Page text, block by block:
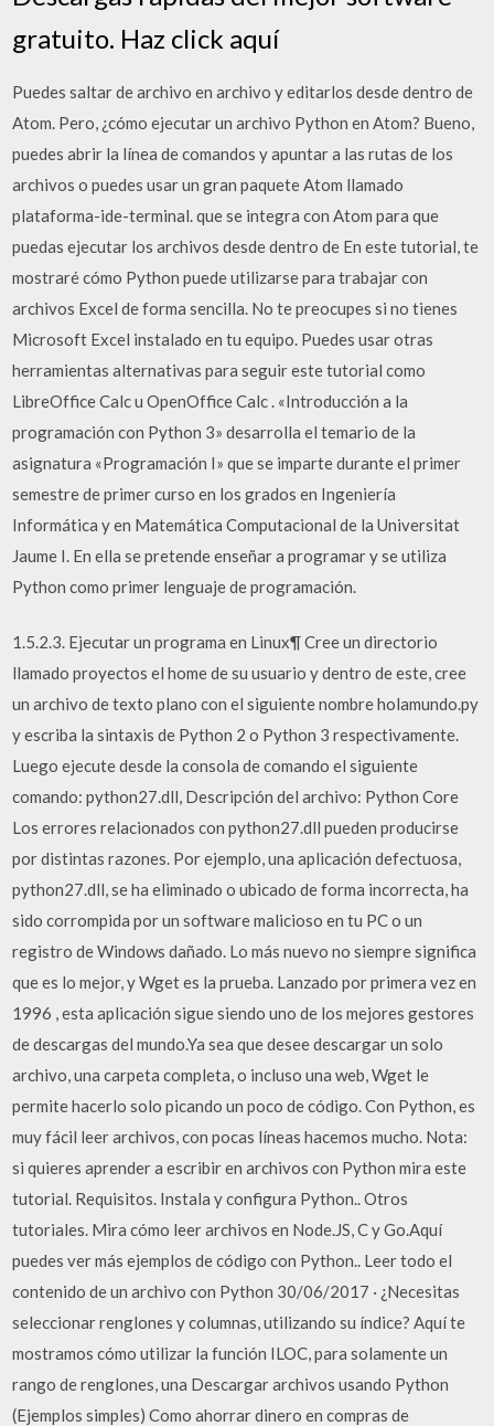
gratuito. Haz click aquí
Puedes saltar de archivo en archivo y editarlos desde dentro de
Atom. Pero, ¿cómo ejecutar un archivo Python en Atom? Bueno,
puedes abrir la línea de comandos y apuntar a las rutas de los
archivos o puedes usar un gran paquete Atom llamado
plataforma-ide-terminal. que se integra con Atom para que
puedas ejecutar los archivos desde dentro de En este tutorial, te
mostraré cómo Python puede utilizarse para trabajar con
archivos Excel de forma sencilla. No te preocupes si no tienes
Microsoft Excel instalado en tu equipo. Puedes usar otras
herramientas alternativas para seguir este tutorial como
LibreOffice Calc u OpenOffice Calc . «Introducción a la
programación con Python 3» desarrolla el temario de la
asignatura «Programación I» que se imparte durante el primer
semestre de primer curso en los grados en Ingeniería
Informática y en Matemática Computacional de la Universitat
Jaume I. En ella se pretende enseñar a programar y se utiliza
Python como primer lenguaje de programación.
1.5.2.3. Ejecutar un programa en Linux¶ Cree un directorio
llamado proyectos el home de su usuario y dentro de este, cree
un archivo de texto plano con el siguiente nombre holamundo.py
y escriba la sintaxis de Python 2 o Python 3 respectivamente.
Luego ejecute desde la consola de comando el siguiente
comando: python27.dll, Descripción del archivo: Python Core
Los errores relacionados con python27.dll pueden producirse
por distintas razones. Por ejemplo, una aplicación defectuosa,
python27.dll, se ha eliminado o ubicado de forma incorrecta, ha
sido corrompida por un software malicioso en tu PC o un
registro de Windows dañado. Lo más nuevo no siempre significa
que es lo mejor, y Wget es la prueba. Lanzado por primera vez en
1996 , esta aplicación sigue siendo uno de los mejores gestores
de descargas del mundo.Ya sea que desee descargar un solo
archivo, una carpeta completa, o incluso una web, Wget le
permite hacerlo solo picando un poco de código. Con Python, es
muy fácil leer archivos, con pocas líneas hacemos mucho. Nota:
si quieres aprender a escribir en archivos con Python mira este
tutorial. Requisitos. Instala y configura Python.. Otros
tutoriales. Mira cómo leer archivos en Node.JS, C y Go.Aquí
puedes ver más ejemplos de código con Python.. Leer todo el
contenido de un archivo con Python 30/06/2017 · ¿Necesitas
seleccionar renglones y columnas, utilizando su índice? Aquí te
mostramos cómo utilizar la función ILOC, para solamente un
rango de renglones, una Descargar archivos usando Python
(Ejemplos simples) Como ahorrar dinero en compras de